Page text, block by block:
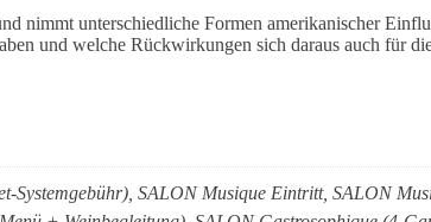
|
Verlag
nimmt unterschiedliche Formen amerikanischer
und welche Rückwirkungen sich daraus auch für
Systemgebühr), SALON Musique Eintritt, SALON